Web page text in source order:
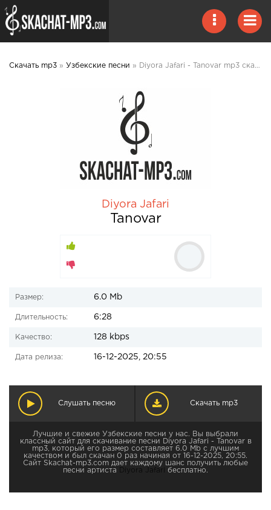
Скачать mp3 » Узбекские песни » Diyora Jafari - Tanovar mp3 скачать
Diyora Jafari
Tanovar
Размер: 6.0 Mb
Длительность: 6:28
Качество: 128 kbps
Дата релиза: 16-12-2025, 20:55
Слушать песню Скачать mp3
Лучшие и свежие Узбекские песни у нас. Вы выбрали
классный сайт для скачивание песни Diyora Jafari - Tanovar в
mp3, который его размер составляет 6.0 Mb с лучшим
качеством и был скачан 0 раз начиная от 16-12-2025, 20:55.
Сайт Skachat-mp3.com дает каждому шанс получить любые
песни артиста
Diyora Jafari бесплатно.